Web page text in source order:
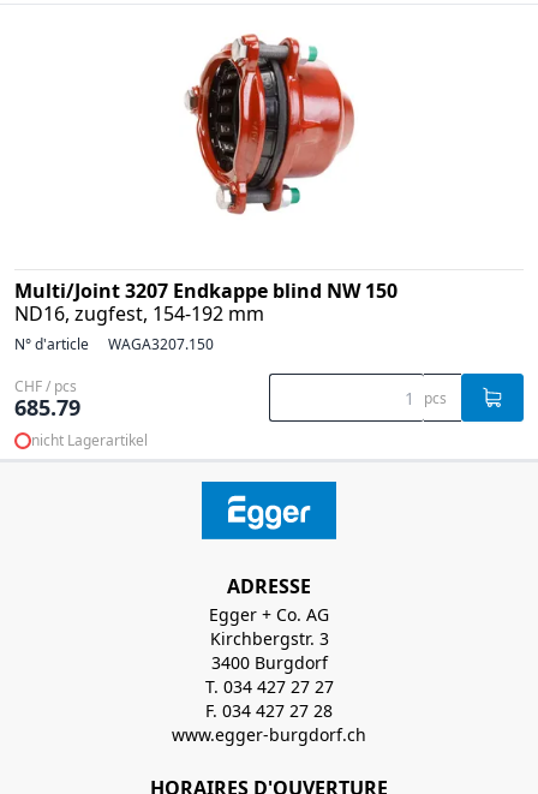
Multi/Joint 3207 Endkappe blind NW 150
ND16, zugfest, 154-192 mm
N° d'article WAGA3207.150
CHF / pcs
685.79 pcs
nicht Lagerartikel
ADRESSE
Egger + Co. AG
Kirchbergstr. 3
3400 Burgdorf
T. 034 427 27 27
F. 034 427 27 28
www.egger-burgdorf.ch
HORAIRES D'OUVERTURE